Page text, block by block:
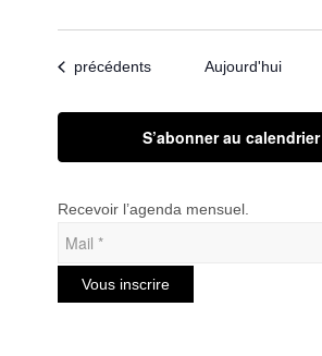
Évènements
précédents Aujourd'hui
S’abonner au calendrier
Recevoir l’agenda mensuel.